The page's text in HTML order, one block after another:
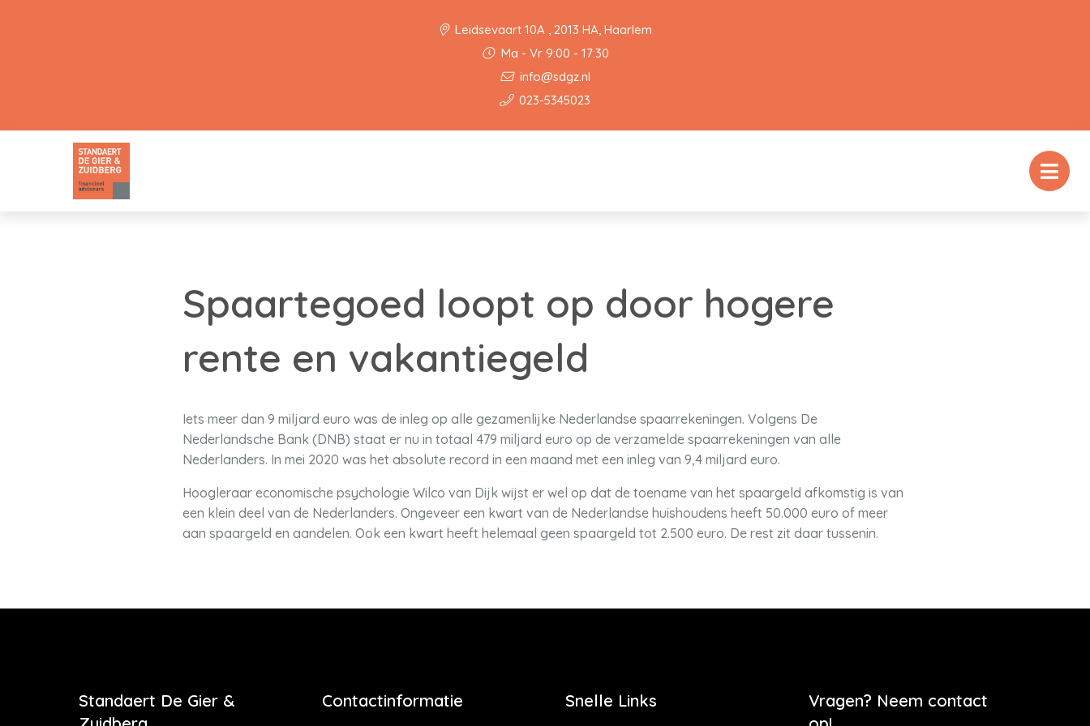
Leidsevaart 10A , 2013 HA, Haarlem
Ma - Vr 9:00 - 17:30
info@sdgz.nl
023-5345023
Spaartegoed loopt op door hogere
rente en vakantiegeld
Iets meer dan 9 miljard euro was de inleg op alle gezamenlijke Nederlandse spaarrekeningen. Volgens De
Nederlandsche Bank (DNB) staat er nu in totaal 479 miljard euro op de verzamelde spaarrekeningen van alle
Nederlanders. In mei 2020 was het absolute record in een maand met een inleg van 9,4 miljard euro.
Hoogleraar economische psychologie Wilco van Dijk wijst er wel op dat de toename van het spaargeld afkomstig is van
een klein deel van de Nederlanders. Ongeveer een kwart van de Nederlandse huishoudens heeft 50.000 euro of meer
aan spaargeld en aandelen. Ook een kwart heeft helemaal geen spaargeld tot 2.500 euro. De rest zit daar tussenin.
Standaert De Gier &
Contactinformatie Snelle Links
Vragen? Neem contact